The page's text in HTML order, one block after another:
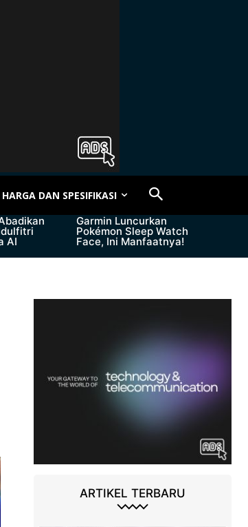
HARGA DAN SPESIFIKASI
AI
Garmin Luncurkan
Pokémon Sleep Watch
Face, Ini Manfaatnya!
ARTIKEL TERBARU